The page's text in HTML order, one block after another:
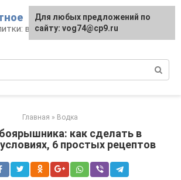
виды, рецепты,
Главная » Водка
как сделать в
6 простых рецептов
Для любых предложений по
сайту: vog74@cp9.ru